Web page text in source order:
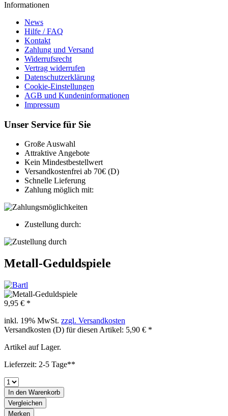
Informationen
News
Hilfe / FAQ
Kontakt
Zahlung und Versand
Widerrufsrecht
Vertrag widerrufen
Datenschutzerklärung
Cookie-Einstellungen
AGB und Kundeninformationen
Impressum
Unser Service für Sie
Große Auswahl
Attraktive Angebote
Kein Mindestbestellwert
Versandkostenfrei ab 70€ (D)
Schnelle Lieferung
Zahlung möglich mit:
Zustellung durch:
Metall-Geduldspiele
9,95 € *
inkl. 19% MwSt. zzgl. Versandkosten
Versandkosten (D) für diesen Artikel: 5,90 € *
Artikel auf Lager.
Lieferzeit: 2-5 Tage**
In den Warenkorb
Vergleichen
Merken